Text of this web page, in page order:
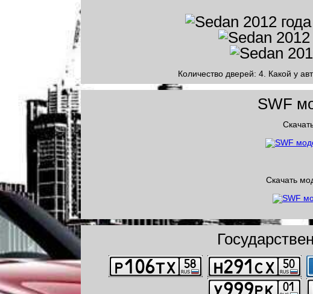
Количество дверей: 4. Какой у
SWF
Скачать